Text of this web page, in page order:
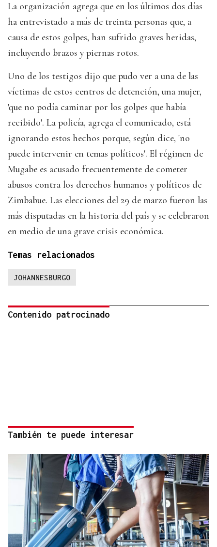
La organización agrega que en los últimos dos días
ha entrevistado a más de treinta personas que, a
causa de estos golpes, han sufrido graves heridas,
incluyendo brazos y piernas rotos.
Uno de los testigos dijo que pudo ver a una de las
víctimas de estos centros de detención, una mujer,
'que no podía caminar por los golpes que había
recibido'. La policía, agrega el comunicado, está
ignorando estos hechos porque, según dice, 'no
puede intervenir en temas políticos'. El régimen de
Mugabe es acusado frecuentemente de cometer
abusos contra los derechos humanos y políticos de
Zimbabue. Las elecciones del 29 de marzo fueron las
más disputadas en la historia del país y se celebraron
en medio de una grave crisis económica.
Temas relacionados
JOHANNESBURGO
Contenido patrocinado
También te puede interesar